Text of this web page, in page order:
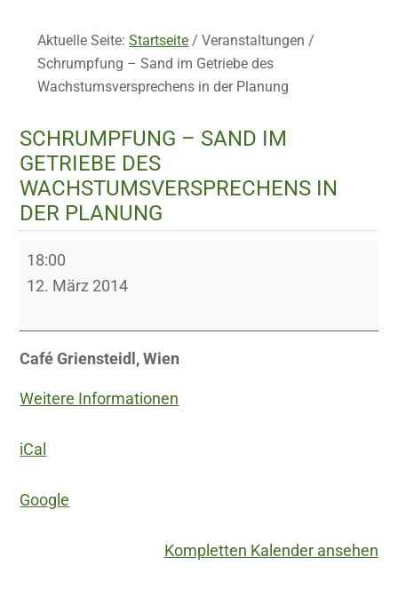
Aktuelle Seite:Startseite / Veranstaltungen/
Schrumpfung – Sand im Getriebe des
Wachstumsversprechens in der Planung
SCHRUMPFUNG – SAND IM
GETRIEBE DES
WACHSTUMSVERSPRECHENS IN
DER PLANUNG
Schrumpfung
–
im
Getriebe
Wachstumsversprechens
der
18:00
12. März 2014
Café Griensteidl, Wien
Weitere Informationen
iCal
Google
Kompletten Kalender ansehen